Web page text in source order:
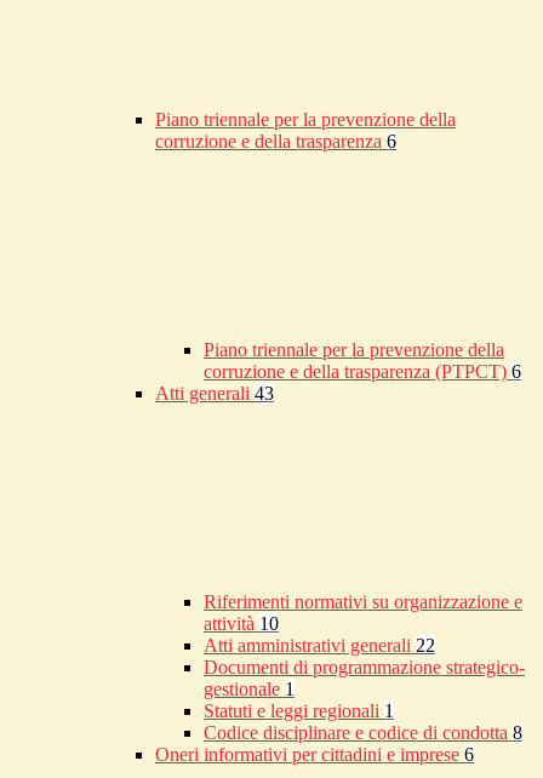
Piano triennale per la prevenzione della
corruzione e della trasparenza 6
Piano triennale per la prevenzione della
corruzione e della trasparenza (PTPCT) 6
Atti generali 43
Riferimenti normativi su organizzazione e
attività 10
Atti amministrativi generali 22
Documenti di programmazione strategico-
gestionale 1
Statuti e leggi regionali 1
Codice disciplinare e codice di condotta 8
Oneri informativi per cittadini e imprese 6